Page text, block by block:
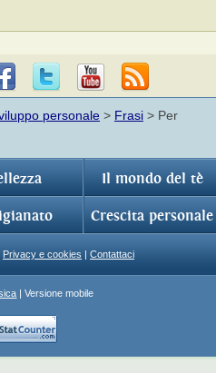
personale > Frasi > Per
Il mondo del tè
Crescita personale
Privacy e cookies | Contattaci
| Versione mobile